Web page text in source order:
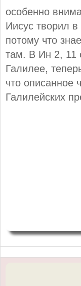
особенно
Иисус творил
потому что
там. В Ин 2, 11
Галилее,
что описанное
Галилейских